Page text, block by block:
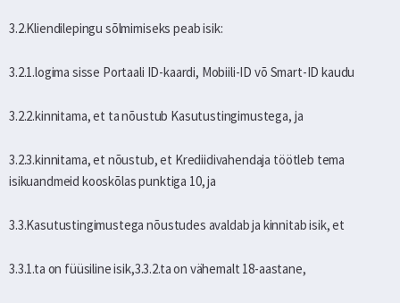
3.2.Kliendilepingu sõlmimiseks peab isik:
3.2.1.logima sisse Portaali ID-kaardi, Mobiili-ID võ Smart-ID kaudu
3.2.2.kinnitama, et ta nõustub Kasutustingimustega, ja
3.2.3.kinnitama, et nõustub, et Krediidivahendaja töötleb tema
isikuandmeid kooskõlas punktiga 10, ja
3.3.Kasutustingimustega nõustudes avaldab ja kinnitab isik, et
3.3.1.ta on füüsiline isik,3.3.2.ta on vähemalt 18-aastane,